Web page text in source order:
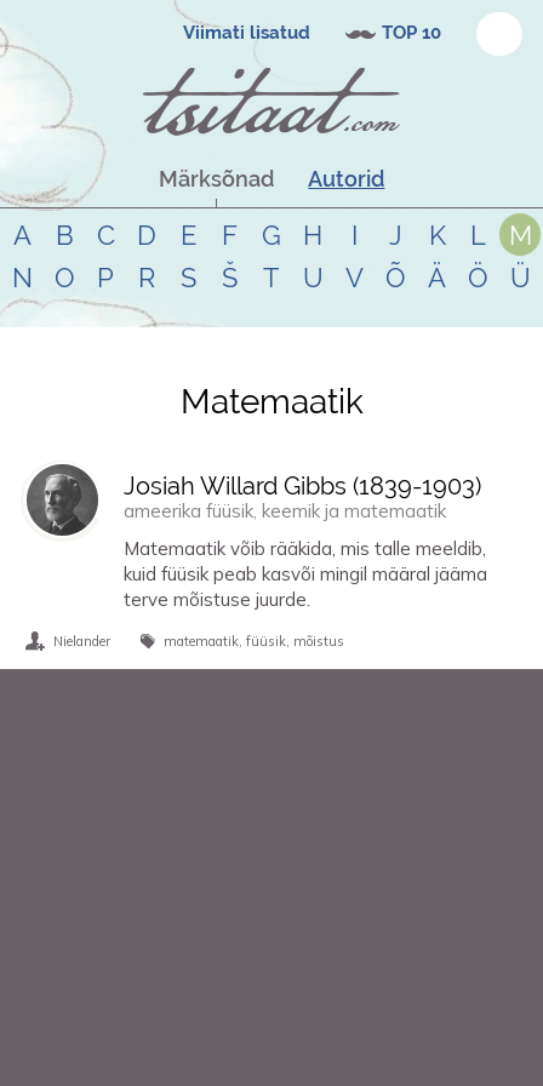
Viimati lisatud TOP 10
Märksõnad Autorid
A B C D E F G H I J K L
M
N
O P R S Š T U V Õ Ä Ö Ü
Tsitaadid teemalmatemaatik
Matemaatik
Josiah Willard Gibbs (1839-1903)
ameerika füüsik, keemik ja matemaatik
Matemaatik võib rääkida, mis talle meeldib,
kuid füüsik peab kasvõi mingil määral jääma
terve mõistuse juurde.
Nielander matemaatik füüsik mõistus